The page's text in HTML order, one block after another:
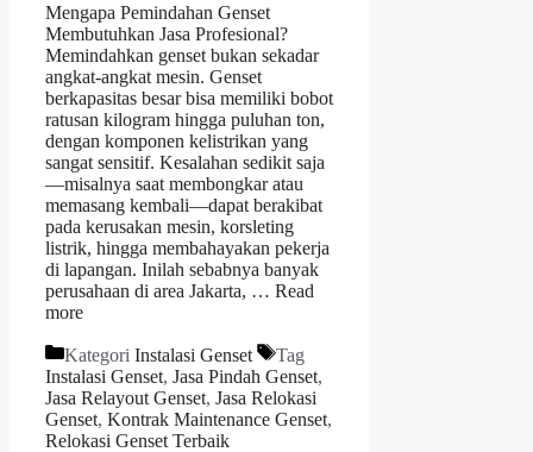
Mengapa Pemindahan Genset
Membutuhkan Jasa Profesional?
Memindahkan genset bukan sekadar
angkat-angkat mesin. Genset
berkapasitas besar bisa memiliki bobot
ratusan kilogram hingga puluhan ton,
dengan komponen kelistrikan yang
sangat sensitif. Kesalahan sedikit saja
—misalnya saat membongkar atau
memasang kembali—dapat berakibat
pada kerusakan mesin, korsleting
listrik, hingga membahayakan pekerja
di lapangan. Inilah sebabnya banyak
perusahaan di area Jakarta, … Read
more
Kategori Instalasi Genset
Tag
Instalasi Genset, Jasa Pindah Genset,
Jasa Relayout Genset, Jasa Relokasi
Genset, Kontrak Maintenance Genset,
Relokasi Genset Terbaik